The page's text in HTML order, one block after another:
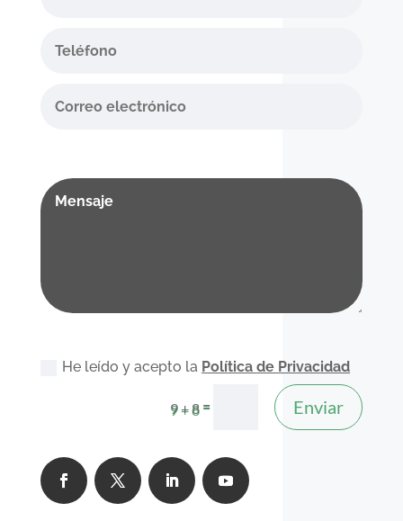
He leído y acepto la Política de Privacidad
9 + 8 = Enviar